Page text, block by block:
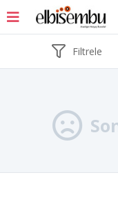
Filtrele